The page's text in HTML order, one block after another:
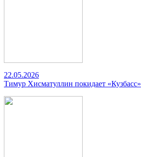
22.05.2026
Тимур Хисматуллин покидает «Кузбасс»